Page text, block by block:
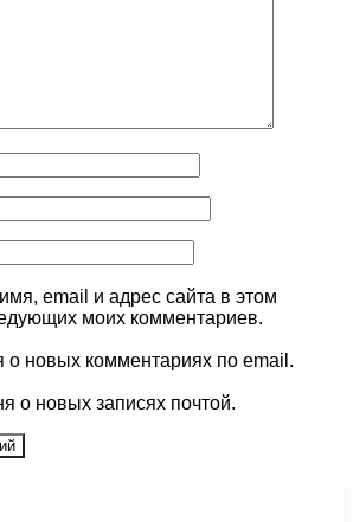
email и адрес сайта в этом
моих комментариев.
о новых комментариях по email.
о новых записях почтой.